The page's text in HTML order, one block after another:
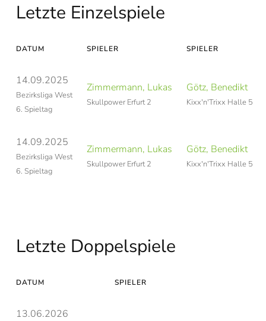
Letzte Einzelspiele
DATUM SPIELER SPIELER
14.09.2025
Bezirksliga West
6. Spieltag
Zimmermann, Lukas
Skullpower Erfurt 2
Götz, Benedikt
Kixx'n'Trixx Halle 5
14.09.2025
Bezirksliga West
6. Spieltag
Zimmermann, Lukas
Skullpower Erfurt 2
Götz, Benedikt
Kixx'n'Trixx Halle 5
Letzte Doppelspiele
DATUM SPIELER
13.06.2026